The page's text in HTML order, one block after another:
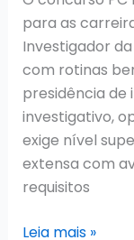
para as
Investigador
com rotinas
presidência de
investigativo,
exige nível
extensa com
requisitos
Concurso
Leia mais »